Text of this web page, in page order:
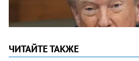
ЧИТАЙТЕ ТАКЖЕ